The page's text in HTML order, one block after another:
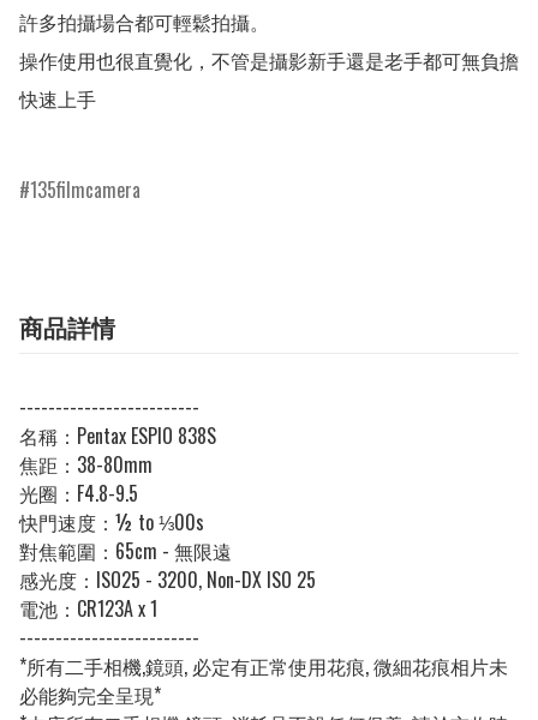
許多拍攝場合都可輕鬆拍攝。
操作使用也很直覺化，不管是攝影新手還是老手都可無負擔
快速上手
135filmcamera
商品詳情
-------------------------
名稱：Pentax ESPIO 838S
焦距：38-80mm
光圈：F4.8-9.5
快門速度：½ to ⅓00s
對焦範圍：65cm - 無限遠
感光度：ISO25 - 3200, Non-DX ISO 25
電池：CR123A x 1
-------------------------
*所有二手相機,鏡頭, 必定有正常使用花痕, 微細花痕相片未
必能夠完全呈現*